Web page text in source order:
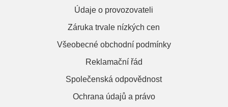
Údaje o provozovateli
Záruka trvale nízkých cen
Všeobecné obchodní podmínky
Reklamační řád
Společenská odpovědnost
Ochrana údajů a právo